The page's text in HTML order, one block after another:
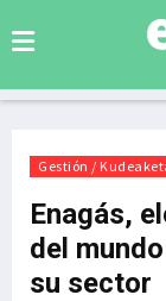
Gestión /
Enagás,
del
su sector